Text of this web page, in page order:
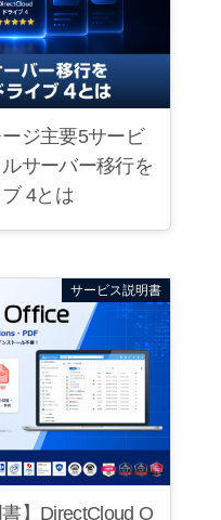
ジ主要5サービ
サーバー移行を
4とは
サービス説明書
】DirectCloud O